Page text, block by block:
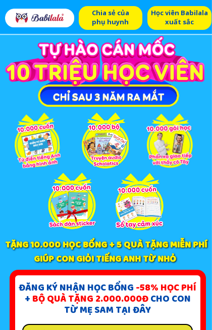
Học viên Babilala
xuất sắc
Chia sẻ của
phụ huynh
TẶNG 10.000 HỌC BỔNG + 5 QUÀ TẶNG MIỄN PHÍ
GIÚP CON GIỎI TIẾNG ANH TỪ NHỎ
ĐĂNG KÝ NHẬN HỌC BỔNG-58% HỌC PHÍ
+BỘ QUÀ TẶNG 2.000.000ĐCHO CON
TỪ MẸ SAM TẠI ĐÂY